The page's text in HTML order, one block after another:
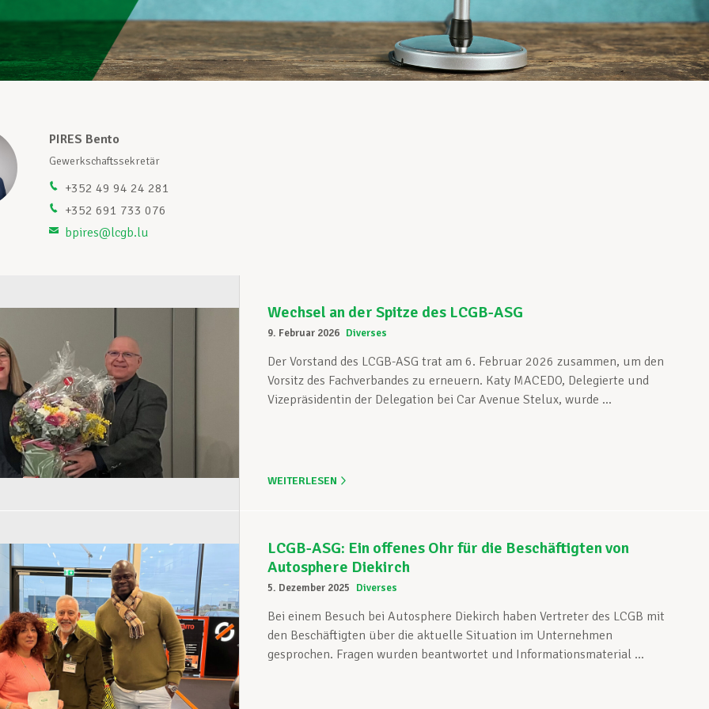
PIRES Bento
Gewerkschaftssekretär
+352 49 94 24 281
+352 691 733 076
bpires@lcgb.lu
Wechsel an der Spitze des LCGB-ASG
9. Februar 2026 Diverses
Der Vorstand des LCGB-ASG trat am 6. Februar 2026 zusammen, um den
Vorsitz des Fachverbandes zu erneuern. Katy MACEDO, Delegierte und
Vizepräsidentin der Delegation bei Car Avenue Stelux, wurde ...
WEITERLESEN
LCGB-ASG: Ein offenes Ohr für die Beschäftigten von
Autosphere Diekirch
5. Dezember 2025 Diverses
Bei einem Besuch bei Autosphere Diekirch haben Vertreter des LCGB mit
den Beschäftigten über die aktuelle Situation im Unternehmen
gesprochen. Fragen wurden beantwortet und Informationsmaterial ...